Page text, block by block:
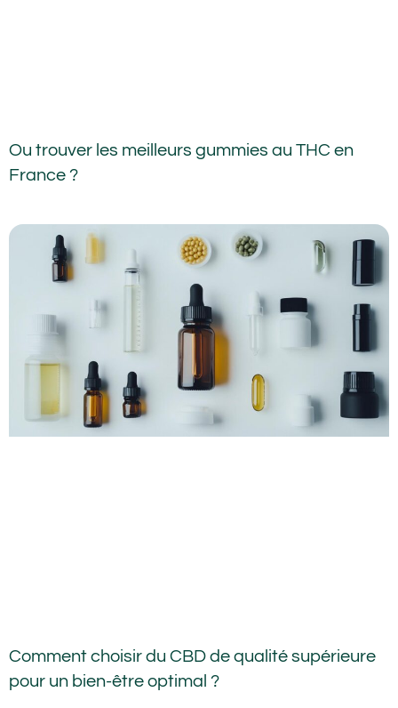
Ou trouver les meilleurs gummies au THC en
France ?
Comment choisir du CBD de qualité supérieure
pour un bien-être optimal ?